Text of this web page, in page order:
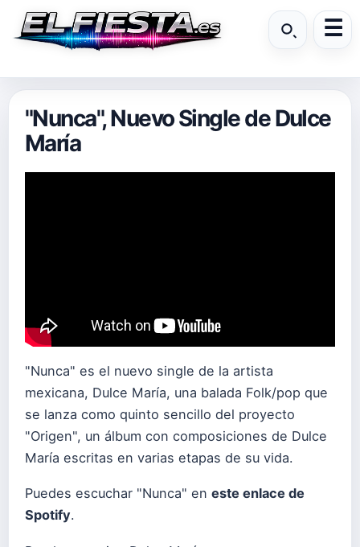
"Nunca", Nuevo Single de Dulce
María
"Nunca" es el nuevo single de la artista
mexicana, Dulce María, una balada Folk/pop que
se lanza como quinto sencillo del proyecto
"Origen", un álbum con composiciones de Dulce
María escritas en varias etapas de su vida.
Puedes escuchar "Nunca" en este enlace de
Spotify.